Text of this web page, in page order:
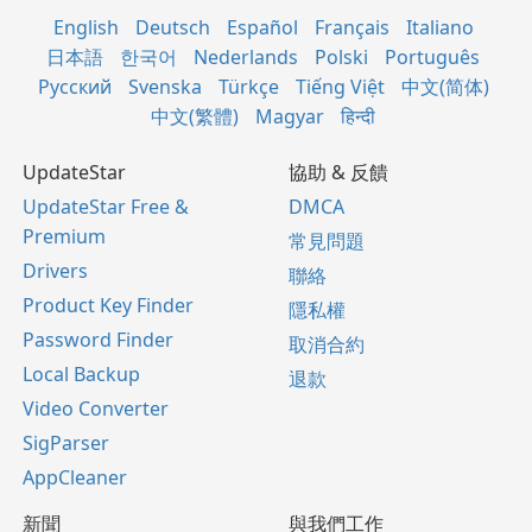
English Deutsch Español Français
Italiano
日本語
한국어 Nederlands Polski
Português
Русский
Svenska Türkçe Tiếng Việt
中文(简体)
中文(繁體)
Magyar हिन्दी
UpdateStar
UpdateStar Free &
Premium
Drivers
Product Key Finder
Password Finder
Local Backup
Video Converter
SigParser
AppCleaner
協助 & 反饋
DMCA
常見問題
聯絡
隱私權
取消合約
退款
新聞 與我們工作